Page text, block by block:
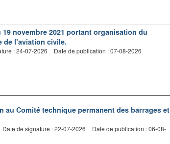
novembre 2021 portant organisation du
l’aviation civile.
: 24-07-2026 Date de publication : 07-08-2026
Comité technique permanent des barrages et
Date de signature : 22-07-2026
Date de publication : 06-08-